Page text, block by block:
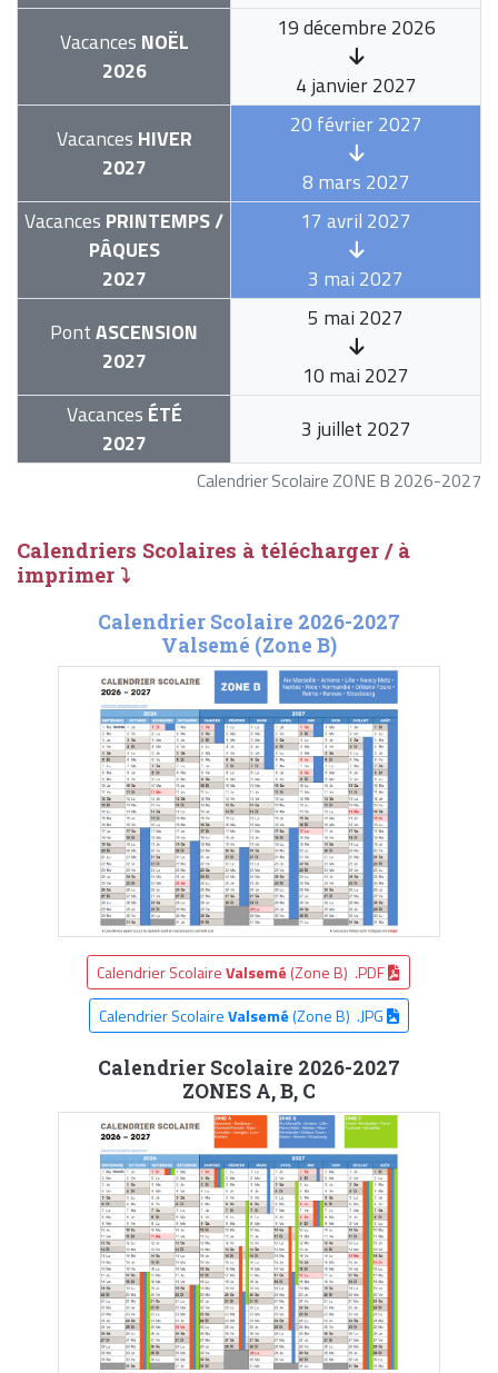
Calendrier Scolaire ZONE B 2026-2027
Vacances NOËL
2026
19 décembre 2026
4 janvier 2027
Vacances HIVER
2027
20 février 2027
8 mars 2027
Vacances PRINTEMPS /
PÂQUES
2027
17 avril 2027
3 mai 2027
PontASCENSION
2027
5 mai 2027
10 mai 2027
Vacances ÉTÉ
2027
3 juillet 2027
Calendriers Scolaires à télécharger / à
imprimer ⤵
Calendrier Scolaire 2026-2027
Valsemé (Zone B)
Calendrier ScolaireValsemé (Zone B) .PDF
Calendrier ScolaireValsemé(Zone B) .JPG
Calendrier Scolaire 2026-2027
ZONES A, B, C